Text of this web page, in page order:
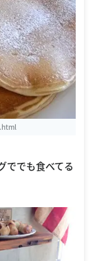
ででも食べてる